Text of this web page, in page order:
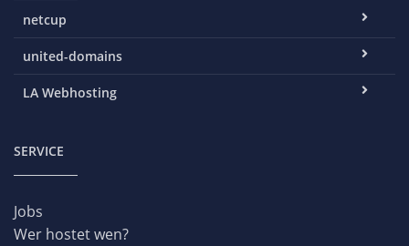
netcup
united-domains
LA Webhosting
SERVICE
Jobs
Wer hostet wen?